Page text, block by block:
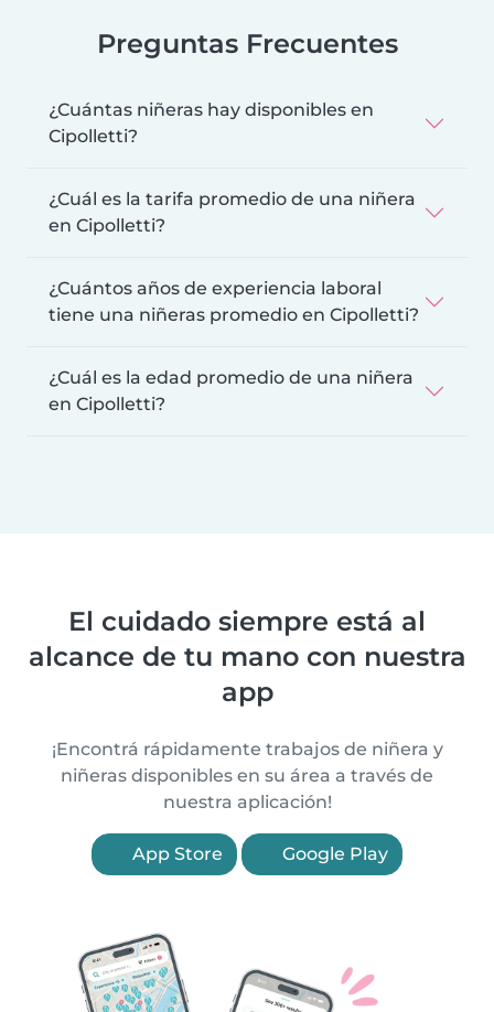
Preguntas Frecuentes
¿Cuántas niñeras hay disponibles en
Cipolletti?
¿Cuál es la tarifa promedio de una niñera
en Cipolletti?
¿Cuántos años de experiencia laboral
tiene una niñeras promedio en Cipolletti?
¿Cuál es la edad promedio de una niñera
en Cipolletti?
El cuidado siempre está al
alcance de tu mano con nuestra
app
¡Encontrá rápidamente trabajos de niñera y
niñeras disponibles en su área a través de
nuestra aplicación!
App Store Google Play